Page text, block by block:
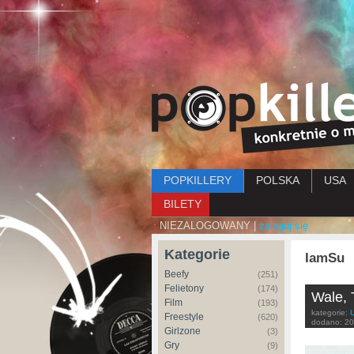
Menu główne
POPKILLERY POLSKA USA
BILETY
NIEZALOGOWANY | zaloguj się
Kategorie
Beefy (251)
Felietony (174)
Film (193)
Freestyle (620)
Girlzone (3)
Gry (9)
IamSu
Wale,
kategorie:
dodano: